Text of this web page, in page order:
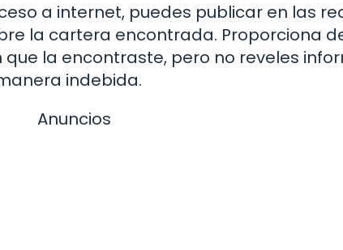
a internet, puedes publicar en las
la cartera encontrada. Proporciona
la encontraste, pero no reveles
indebida.
Anuncios